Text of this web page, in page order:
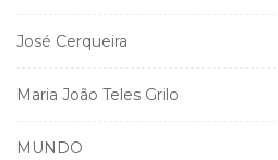
José Cerqueira
Maria João Teles Grilo
MUNDO